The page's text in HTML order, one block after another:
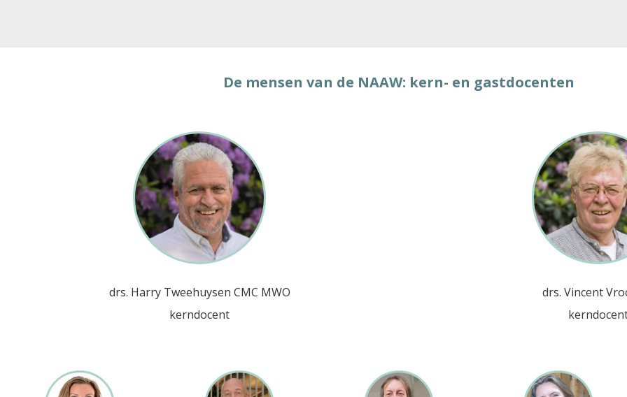
De mensen van de NAAW: kern- en gastdocenten
drs. Harry Tweehuysen CMC MWO
kerndocent
drs. Vincent